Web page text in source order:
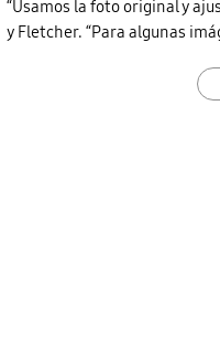
“Usamos la foto original y
y Fletcher. “Para algunas